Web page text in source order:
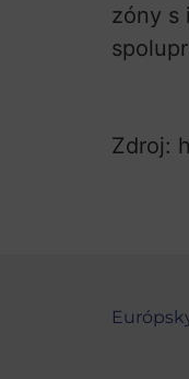
zóny s
Zdroj: